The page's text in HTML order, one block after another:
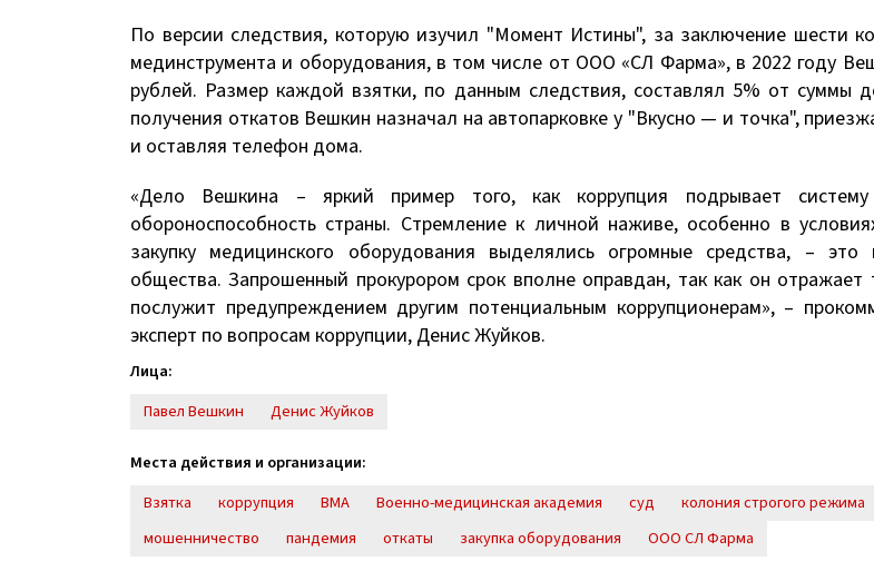
По версии следствия, которую изучил "Момент Истины", за заключение шести
мединструмента и оборудования, в том числе от ООО «СЛ Фарма», в 2022 году
рублей. Размер каждой взятки, по данным следствия, составлял 5% от суммы
получения откатов Вешкин назначал на автопарковке у "Вкусно — и точка",
и оставляя телефон дома.
«Дело Вешкина – яркий пример того, как коррупция подрывает систему
обороноспособность страны. Стремление к личной наживе, особенно в
закупку медицинского оборудования выделялись огромные средства, – это
общества. Запрошенный прокурором срок вполне оправдан, так как он отражает
послужит предупреждением другим потенциальным коррупционерам», –
эксперт по вопросам коррупции, Денис Жуйков.
Лица:
Павел Вешкин
Денис Жуйков
Места действия и организации:
Взятка
коррупция ВМА Военно-медицинская академия суд колония строгого режима
мошенничество
пандемия откаты закупка оборудования ООО СЛ Фарма